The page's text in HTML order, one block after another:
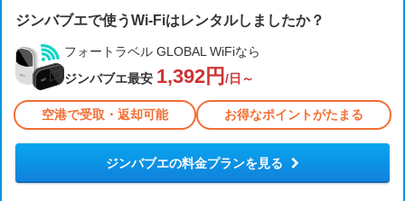
ジンバブエで使うWi-Fiはレンタルしましたか？
フォートラベル GLOBAL WiFiなら
ジンバブエ最安 1,392円 /日～
空港で受取・返却可能 お得なポイントがたまる
ジンバブエの料金プランを見る